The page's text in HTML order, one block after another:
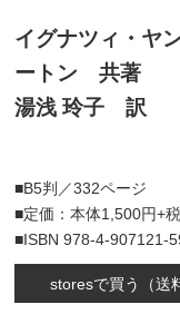
イグナツィ・ヤ
ートン 共著
湯浅 玲子 訳
■B5判／332ページ
■定価：本体1,500円+税
■ISBN 978-4-907121-
storesで買う（送